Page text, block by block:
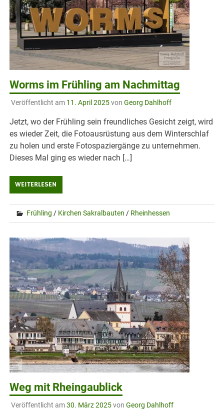
Worms im Frühling am Nachmittag
Veröffentlicht am 11. April 2025von Georg Dahlhoff
Jetzt, wo der Frühling sein freundliches Gesicht zeigt, wird
es wieder Zeit, die Fotoausrüstung aus dem Winterschlaf
zu holen und erste Fotospaziergänge zu unternehmen.
Dieses Mal ging es wieder nach […]
WEITERLESEN
Frühling / Kirchen Sakralbauten / Rheinhessen
Weg mit Rheingaublick
Veröffentlicht am30. März 2025von Georg Dahlhoff